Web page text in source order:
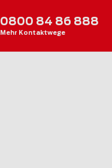
0800 84 86 888
Mehr Kontaktwege